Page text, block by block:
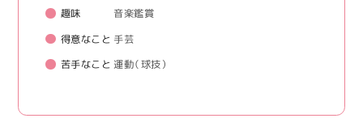
趣味 音楽鑑賞
得意なこと 手芸
苦手なこと 運動（球技）